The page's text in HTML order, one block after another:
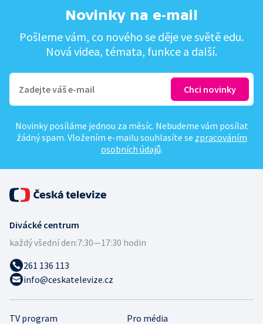
Novinky na e-mail
Pošleme vám, co nového se děje ve světě edu.
Nová videa, témata, funkce a další.
Novinky posíláme jednou za měsíc. Nebudeme vám posílat
žádný spam. Vložením e-mailu souhlasíte se zpracováním
osobních údajů.